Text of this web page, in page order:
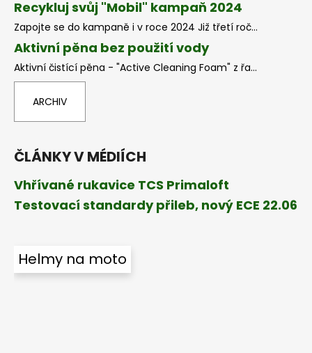
Recykluj svůj "Mobil" kampaň 2024
Zapojte se do kampaně i v roce 2024 Již třetí roč...
Aktivní pěna bez použití vody
Aktivní čistící pěna - "Active Cleaning Foam" z řa...
ARCHIV
ČLÁNKY V MÉDIÍCH
Vhřívané rukavice TCS Primaloft
Testovací standardy přileb, nový ECE 22.06
Helmy na moto